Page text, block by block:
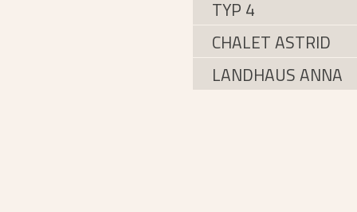
TYP 4
CHALET ASTRID
LANDHAUS ANNA